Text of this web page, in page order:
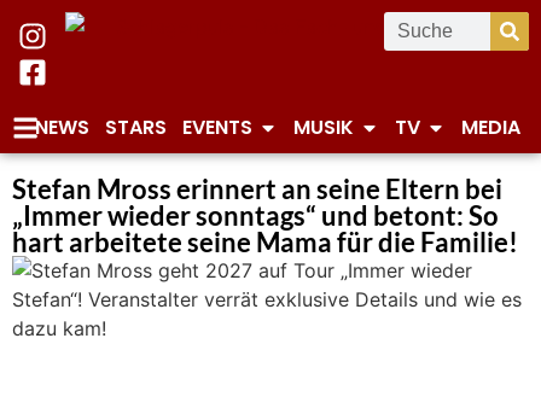
NEWS STARS EVENTS MUSIK TV MEDIA
Stefan Mross erinnert an seine Eltern bei
„Immer wieder sonntags“ und betont: So
hart arbeitete seine Mama für die Familie!